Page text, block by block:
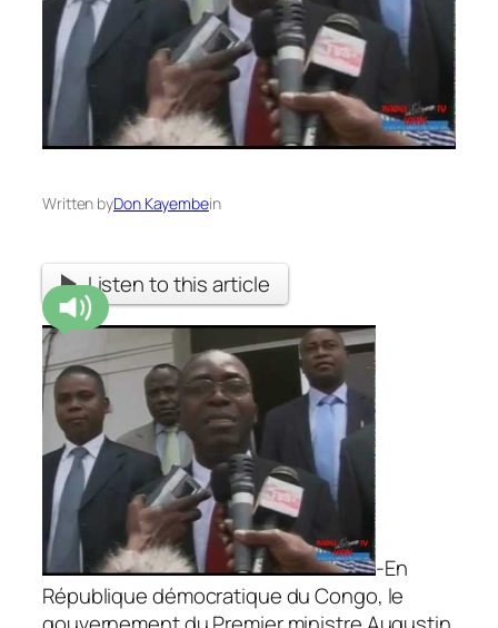
Written byDon Kayembein
Listen to this article
-En
République démocratique du Congo, le